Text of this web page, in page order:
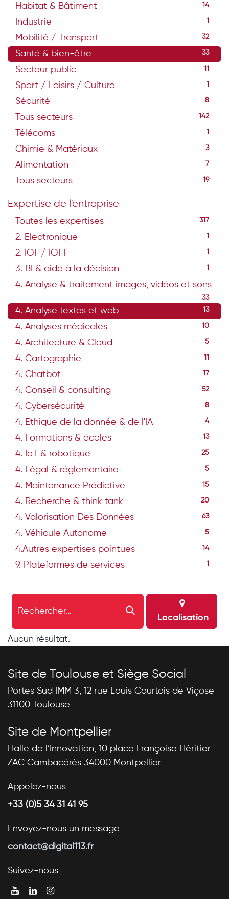
Habitat & Bâtiment 14
Industrie 1
Mobilité / Transport 32
Santé & bien-être 33
Secteur public 11
Sport / Loisirs / Culture 1
Sécurité 8
Tous secteurs 142
Télécoms 1
Chimie & Matériaux 3
Alimentation 7
Tous secteurs 19
Expertise de l'entreprise
Toutes les expertises 317
2. Electronique 1
2. IOT / IOTT 1
3. BI & aide à la décision 1
4. Analyse & traitement images, vidéos et sons
33
4. Analyse textes et web 13
4. Analyses médicales 10
4. Architecture & Cloud 5
4. Cartographie
4. Chatbot 17
4. Conseil & consulting 52
4. Cybersécurité 8
4. Ethique de la donnée & de l'IA 4
4. Formations & écoles 13
4. IoT & robotique 25
4. Légal & réglementaire 5
4. Maintenance Prédictive 15
4. Recherche & think tank 20
4. Valorisation Des Données 63
4. Véhicule Autonome 5
4.Autres expertises pointues 14
9. Plateformes de services
Localisation
Aucun résultat.
Site de Toulouse et Siège Social
Portes Sud IMM 3, 12 rue Louis Courtois de Viçose
31100 Toulouse
Site de Montpellier
Halle de l’Innovation, 10 place Françoise Héritier
ZAC Cambacérès 34000 Montpellier
Appelez-nous
+33 (0)5 34 31 41 95
Envoyez-nous un message
contact@digital113.fr
Suivez-nous